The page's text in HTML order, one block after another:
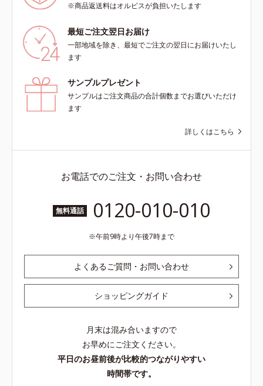
※商品返送料はオルビスが負担いたします
最短ご注文翌日お届け
一部地域を除き、最短でご注文の翌日にお届けいたし
ます
サンプルプレゼント
サンプルはご注文商品の合計個数までお選びいただけ
ます
詳しくはこちら
お電話でのご注文・お問い合わせ
無料通話 0120-010-010
午前9時より午後7時まで
よくあるご質問・お問い合わせ
ショッピングガイド
月末は混み合いますので
お早めにご注文ください。
平日のお昼前後が比較的つながりやすい
時間帯です。